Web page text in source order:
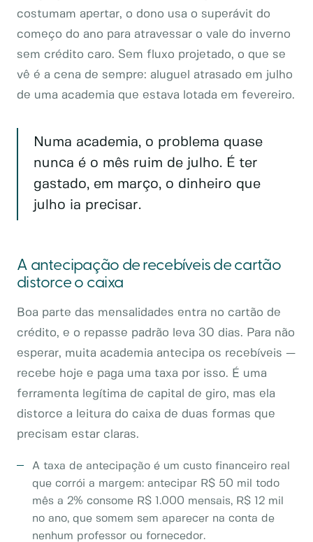
costumam apertar, o dono usa o superávit do
começo do ano para atravessar o vale do inverno
sem crédito caro. Sem fluxo projetado, o que se
vê é a cena de sempre: aluguel atrasado em julho
de uma academia que estava lotada em fevereiro.
Numa academia, o problema quase
nunca é o mês ruim de julho. É ter
gastado, em março, o dinheiro que
julho ia precisar.
A antecipação de recebíveis de cartão
distorce o caixa
Boa parte das mensalidades entra no cartão de
crédito, e o repasse padrão leva 30 dias. Para não
esperar, muita academia antecipa os recebíveis —
recebe hoje e paga uma taxa por isso. É uma
ferramenta legítima de capital de giro, mas ela
distorce a leitura do caixa de duas formas que
precisam estar claras.
A taxa de antecipação é um custo financeiro real
que corrói a margem: antecipar R$ 50 mil todo
mês a 2% consome R$ 1.000 mensais, R$ 12 mil
no ano, que somem sem aparecer na conta de
nenhum professor ou fornecedor.